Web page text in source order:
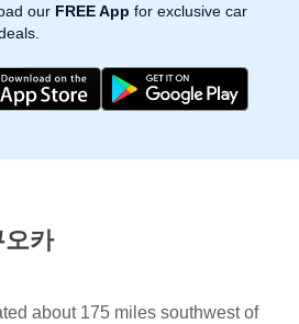
our FREE App for exclusive car
카
about 175 miles southwest of